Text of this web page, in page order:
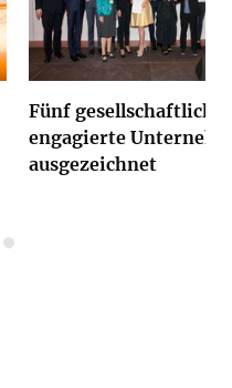
Fünf gesellschaftlich
engagierte
ausgezeichnet